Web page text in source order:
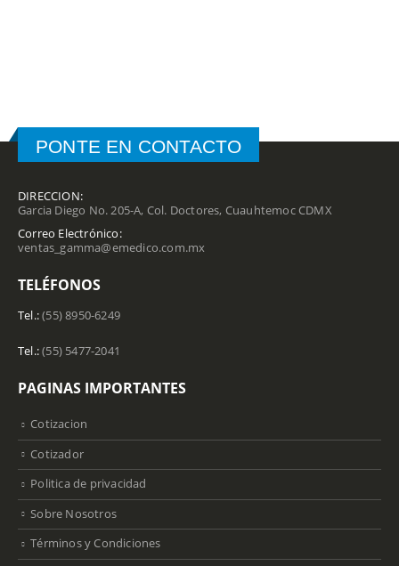
PONTE EN CONTACTO
DIRECCION:
Garcia Diego No. 205-A, Col. Doctores, Cuauhtemoc CDMX
Correo Electrónico:
ventas_gamma@emedico.com.mx
TELÉFONOS
Tel.:(55) 8950-6249
Tel.:(55) 5477-2041
PAGINAS IMPORTANTES
Cotizacion
Cotizador
Politica de privacidad
Sobre Nosotros
Términos y Condiciones